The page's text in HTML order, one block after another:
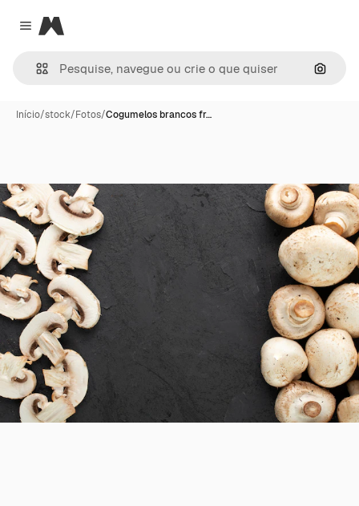
Close menu
Magnific
Início/stock/Fotos/Cogumelos brancos fr…